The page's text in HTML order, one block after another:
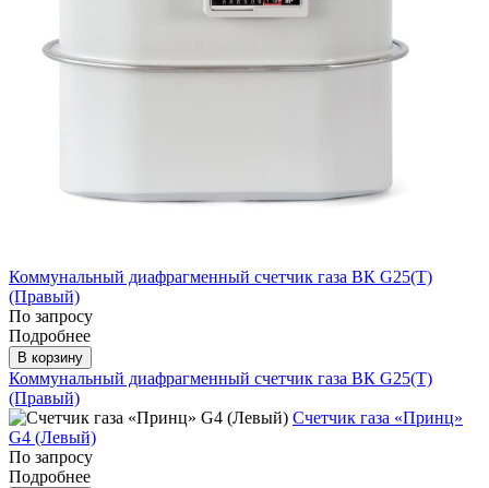
Коммунальный диафрагменный счетчик газа ВК G25(T)
(Правый)
По запросу
Подробнее
В корзину
Коммунальный диафрагменный счетчик газа ВК G25(T)
(Правый)
Счетчик газа «Принц»
G4 (Левый)
По запросу
Подробнее